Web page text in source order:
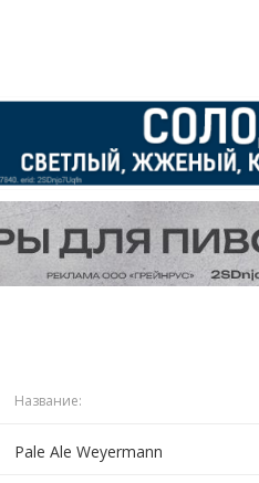
Название:
Pale Ale Weyermann